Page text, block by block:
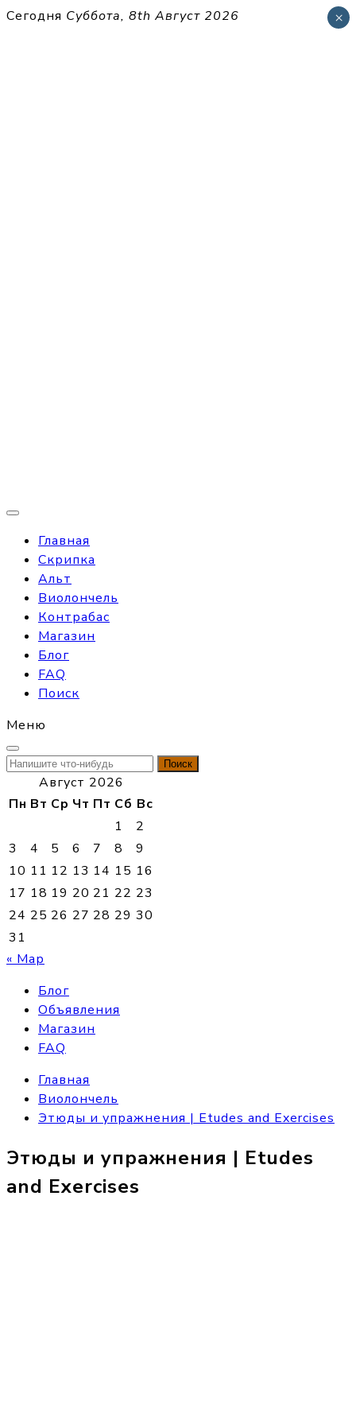
Перейти
Сегодня Суббота, 8th Август 2026
Главная
Скрипка
Альт
Виолончель
Контрабас
Магазин
Блог
FAQ
Поиск
Меню
Найти:
Август 2026
Пн Вт Ср Чт Пт Сб Вс
1
2
3
4 5 6 7 8
9
10 11 12 13 14 15 16
17 18 19 20 21 22 23
24 25 26 27 28 29 30
31
« Мар
Блог
Объявления
Магазин
FAQ
Главная
Виолончель
Этюды и упражнения | Etudes and Exercises
Этюды и упражнения | Etudes
and Exercises
×